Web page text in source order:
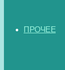
ПРОЧЕЕ